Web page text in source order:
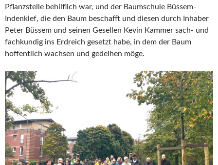
Pflanzstelle behilflich war, und der Baumschule Büssem-
Indenklef, die den Baum beschafft und diesen durch Inhaber
Peter Büssem und seinen Gesellen Kevin Kammer sach- und
fachkundig ins Erdreich gesetzt habe, in dem der Baum
hoffentlich wachsen und gedeihen möge.